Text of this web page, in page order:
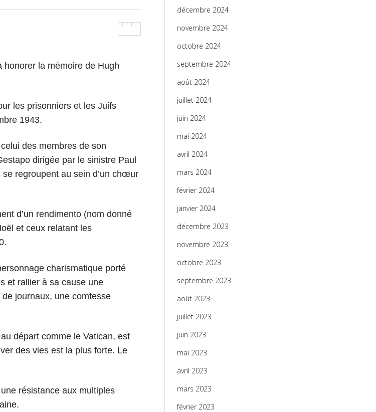
honorer la mémoire de Hugh
les prisonniers et les Juifs
1943.
des membres de son
dirigée par le sinistre Paul
regroupent au sein d’un chœur
d’un rendimento (nom donné
et ceux relatant les
charismatique porté
et rallier à sa cause une
journaux, une comtesse
départ comme le Vatican, est
des vies est la plus forte. Le
résistance aux multiples
décembre 2024
novembre 2024
octobre 2024
septembre 2024
août 2024
juillet 2024
juin 2024
mai 2024
avril 2024
mars 2024
février 2024
janvier 2024
décembre 2023
novembre 2023
octobre 2023
septembre 2023
août 2023
juillet 2023
juin 2023
mai 2023
avril 2023
mars 2023
février 2023